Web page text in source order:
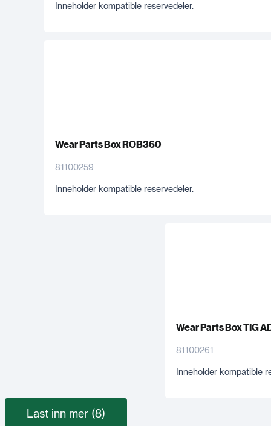
Inneholder kompatible reservedeler.
Wear Parts Box ROB360
81100259
Inneholder kompatible reservedeler.
Wear Parts Box TIG
81100261
Inneholder kompatible
Last inn mer (8)